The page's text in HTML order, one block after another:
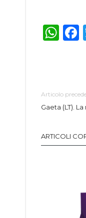
Articolo
Gaeta (LT).
ARTICOLI